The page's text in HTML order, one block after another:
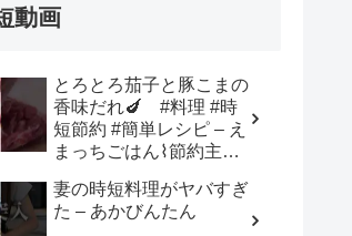
動画
とろとろ茄子と豚こまの
香味だれ🍆 #料理 #時
短節約 #簡単レシピ – え
まっちごはん⌇節約主婦
妻の時短料理がヤバすぎ
た – あかびんたん